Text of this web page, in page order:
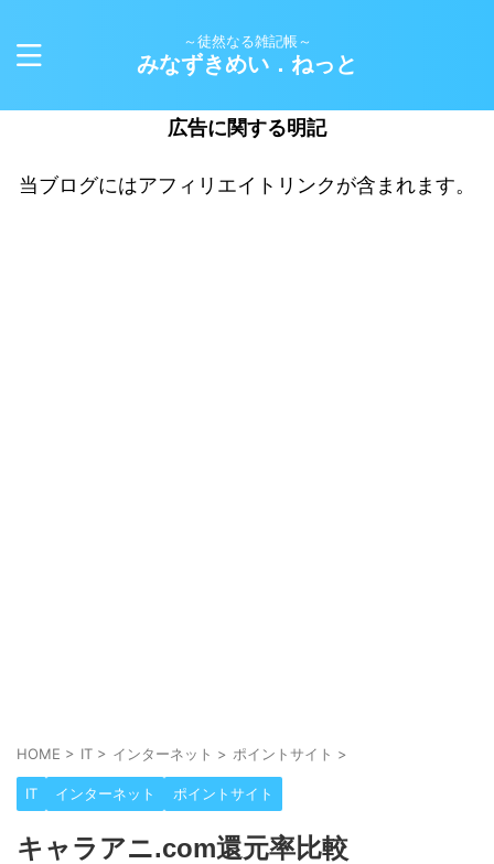
～徒然なる雑記帳～
みなずきめい．ねっと
広告に関する明記
当ブログにはアフィリエイトリンクが含まれます。
HOME > IT > インターネット > ポイントサイト >
IT インターネット ポイントサイト
キャラアニ.com還元率比較